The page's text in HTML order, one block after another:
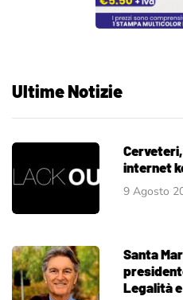
Ultime Notizie
internet
9 Agosto
Santa
Legalità